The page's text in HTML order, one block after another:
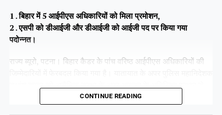
1 . बिहार में 5 आईपीएस अधिकारियों को मिला प्रमोशन,
2 . एसपी को डीआईजी और डीआईजी को आईजी पद पर किया गया
पदोन्नत।
राज्य ब्यूरो, पटना। बिहार कैडर के पांच वरिष्ठ आईपीएस अधिकारियों की
CONTINUE READING